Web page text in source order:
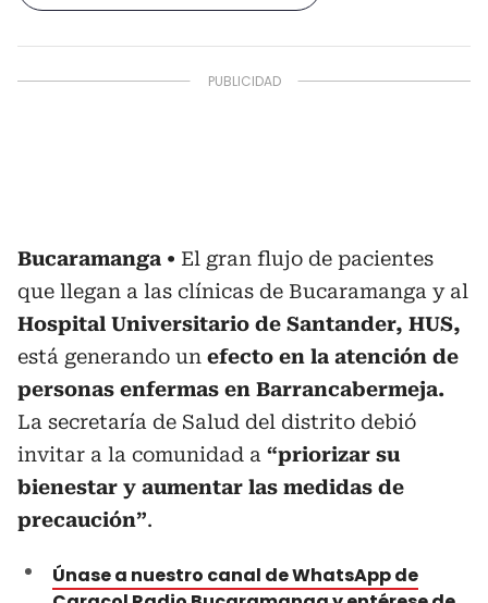
Bucaramanga
El gran flujo de pacientes
que llegan a las clínicas de Bucaramanga y al
Hospital Universitario de Santander, HUS,
está generando un efecto en la atención de
personas enfermas en Barrancabermeja.
La secretaría de Salud del distrito debió
invitar a la comunidad a “priorizar su
bienestar y aumentar las medidas de
precaución”.
Únase a nuestro canal de WhatsApp de